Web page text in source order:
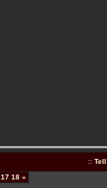
::
17 18 »